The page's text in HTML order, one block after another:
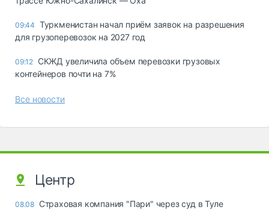
09:44 Туркменистан начал приём заявок на разрешения
для грузоперевозок на 2027 год
09:12 СКЖД увеличила объем перевозки грузовых
контейнеров почти на 7%
Все новости
Центр
08.08 Страховая компания "Пари" через суд в Туле